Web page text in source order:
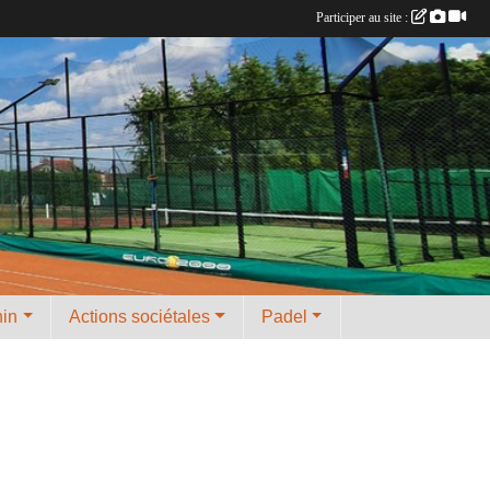
Actions sociétales Padel
Participer au site :